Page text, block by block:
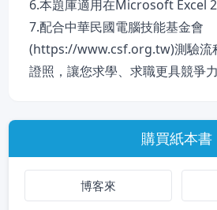
6.本題庫適用在Microsoft Excel
7.配合中華民國電腦技能基金會
(https://www.csf.org.tw)測驗流
證照，讓您求學、求職更具競爭力
購買紙本書
博客來